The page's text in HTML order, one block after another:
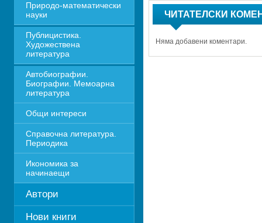
Природо-математически
науки
Публицистика.
Художествена
литература
Автобиографии.
Биографии. Мемоарна
литература
Общи интереси
Справочна литература.
Периодика
Икономика за
начинаещи
Автори
Нови книги
ЧИТАТЕЛСКИ
Няма добавени коментари.